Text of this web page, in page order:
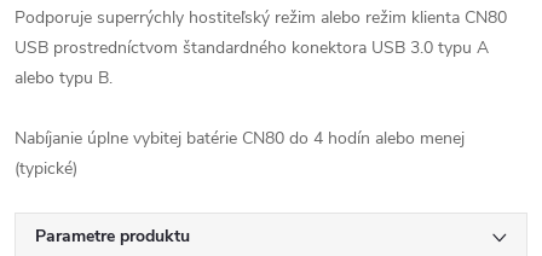
Podporuje superrýchly hostiteľský režim alebo režim klienta CN80
USB prostredníctvom štandardného konektora USB 3.0 typu A
alebo typu B.
Nabíjanie úplne vybitej batérie CN80 do 4 hodín alebo menej
(typické)
Parametre produktu